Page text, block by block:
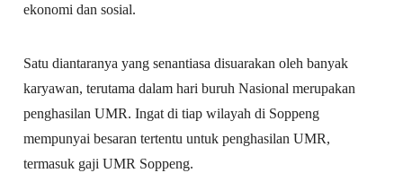
ekonomi dan sosial.
Satu diantaranya yang senantiasa disuarakan oleh banyak
karyawan, terutama dalam hari buruh Nasional merupakan
penghasilan UMR. Ingat di tiap wilayah di Soppeng
mempunyai besaran tertentu untuk penghasilan UMR,
termasuk gaji UMR Soppeng.